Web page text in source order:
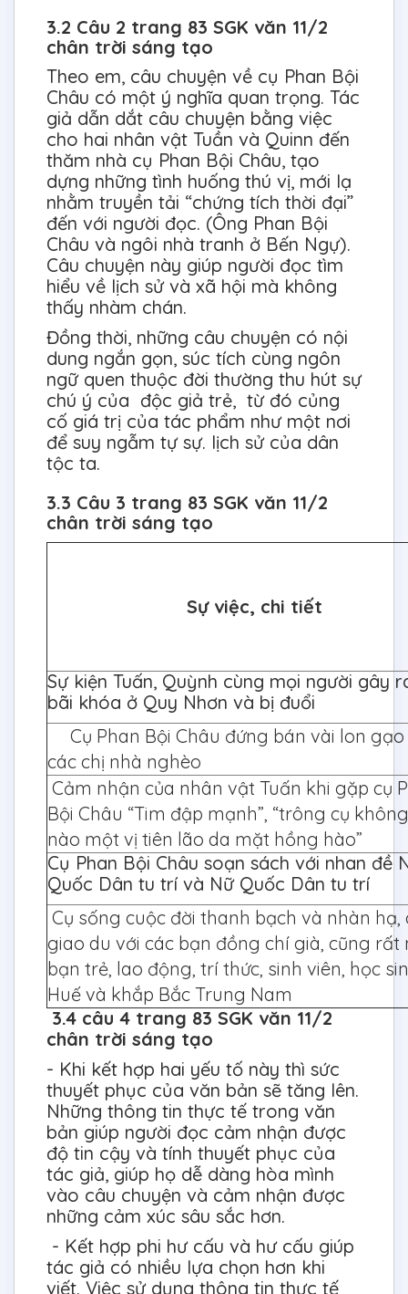
3.2 Câu 2 trang 83 SGK văn 11/2
chân trời sáng tạo
Theo em, câu chuyện về cụ Phan Bội
Châu có một ý nghĩa quan trọng. Tác
giả dẫn dắt câu chuyện bằng việc
cho hai nhân vật Tuần và Quinn đến
thăm nhà cụ Phan Bội Châu, tạo
dựng những tình huống thú vị, mới lạ
nhằm truyền tải “chứng tích thời đại”
đến với người đọc. (Ông Phan Bội
Châu và ngôi nhà tranh ở Bến Ngự).
Câu chuyện này giúp người đọc tìm
hiểu về lịch sử và xã hội mà không
thấy nhàm chán.
Đồng thời, những câu chuyện có nội
dung ngắn gọn, súc tích cùng ngôn
ngữ quen thuộc đời thường thu hút sự
chú ý của độc giả trẻ, từ đó củng
cố giá trị của tác phẩm như một nơi
để suy ngẫm tự sự. lịch sử của dân
tộc ta.
3.3 Câu 3 trang 83 SGK văn 11/2
chân trời sáng tạo
Sự việc, chi tiết
Sự kiện Tuấn, Quỳnh cùng mọi người gây
bãi khóa ở Quy Nhơn và bị đuổi
Cụ Phan Bội Châu đứng bán vài lon
các chị nhà nghèo
Cảm nhận của nhân vật Tuấn khi gặp cụ
Bội Châu “Tim đập mạnh”, “trông cụ
nào một vị tiên lão da mặt hồng hào”
Cụ Phan Bội Châu soạn sách với nhan đề
Quốc Dân tu trí và Nữ Quốc Dân tu trí
Cụ sống cuộc đời thanh bạch và nhàn hạ,
giao du với các bạn đồng chí già, cũng rất
bạn trẻ, lao động, trí thức, sinh viên, học
Huế và khắp Bắc Trung Nam
3.4 câu 4 trang 83 SGK văn 11/2
chân trời sáng tạo
- Khi kết hợp hai yếu tố này thì sức
thuyết phục của văn bản sẽ tăng lên.
Những thông tin thực tế trong văn
bản giúp người đọc cảm nhận được
độ tin cậy và tính thuyết phục của
tác giả, giúp họ dễ dàng hòa mình
vào câu chuyện và cảm nhận được
những cảm xúc sâu sắc hơn.
- Kết hợp phi hư cấu và hư cấu giúp
tác giả có nhiều lựa chọn hơn khi
viết. Việc sử dụng thông tin thực tế